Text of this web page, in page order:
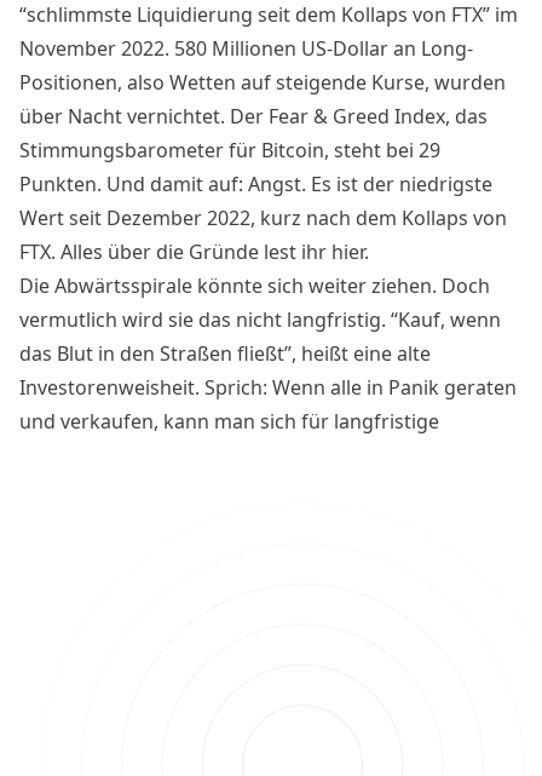
“schlimmste Liquidierung seit dem Kollaps von FTX” im
November 2022. 580 Millionen US-Dollar an Long-
Positionen, also Wetten auf steigende Kurse, wurden
über Nacht vernichtet. Der Fear & Greed Index, das
Stimmungsbarometer für Bitcoin, steht bei 29
Punkten. Und damit auf: Angst. Es ist der niedrigste
Wert seit Dezember 2022, kurz nach dem Kollaps von
FTX. Alles über die Gründe lest ihr hier.
Die Abwärtsspirale könnte sich weiter ziehen. Doch
vermutlich wird sie das nicht langfristig. “Kauf, wenn
das Blut in den Straßen fließt”, heißt eine alte
Investorenweisheit. Sprich: Wenn alle in Panik geraten
und verkaufen, kann man sich für langfristige